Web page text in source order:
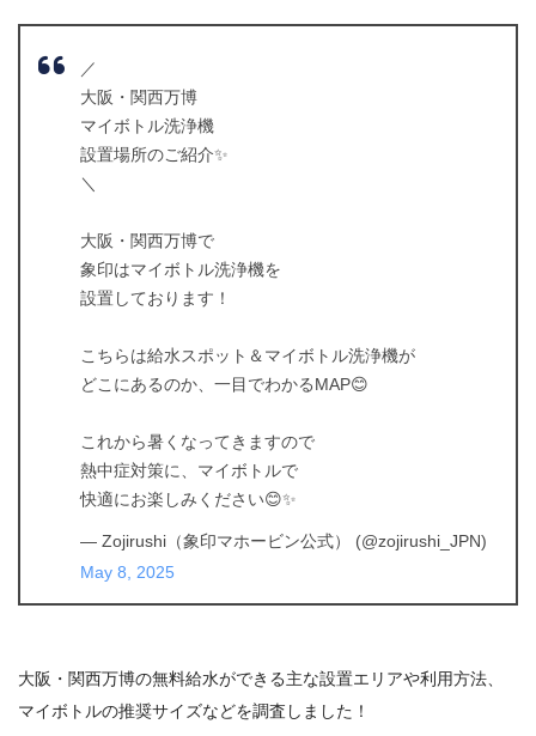
／
大阪・関西万博
マイボトル洗浄機
設置場所のご紹介✨
＼
大阪・関西万博で
象印はマイボトル洗浄機を
設置しております！
こちらは給水スポット＆マイボトル洗浄機が
どこにあるのか、一目でわかるMAP😊
これから暑くなってきますので
熱中症対策に、マイボトルで
快適にお楽しみください😊✨
— Zojirushi（象印マホービン公式） (@zojirushi_JPN)
May 8, 2025
大阪・関西万博の無料給水ができる主な設置エリアや利用方法、
マイボトルの推奨サイズなどを調査しました！